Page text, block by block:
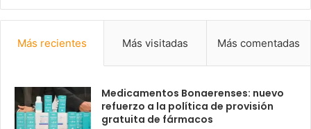
Más recientes Más visitadas Más comentadas
Medicamentos Bonaerenses: nuevo
refuerzo a la política de provisión
gratuita de fármacos